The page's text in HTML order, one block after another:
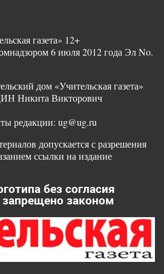
газета» 12+
6 июля 2012 года Эл No.
дом «Учительская газета»
Никита Викторович
редакции: ug@ug.ru
допускается с разрешения
ссылки на издание
без согласия
законом